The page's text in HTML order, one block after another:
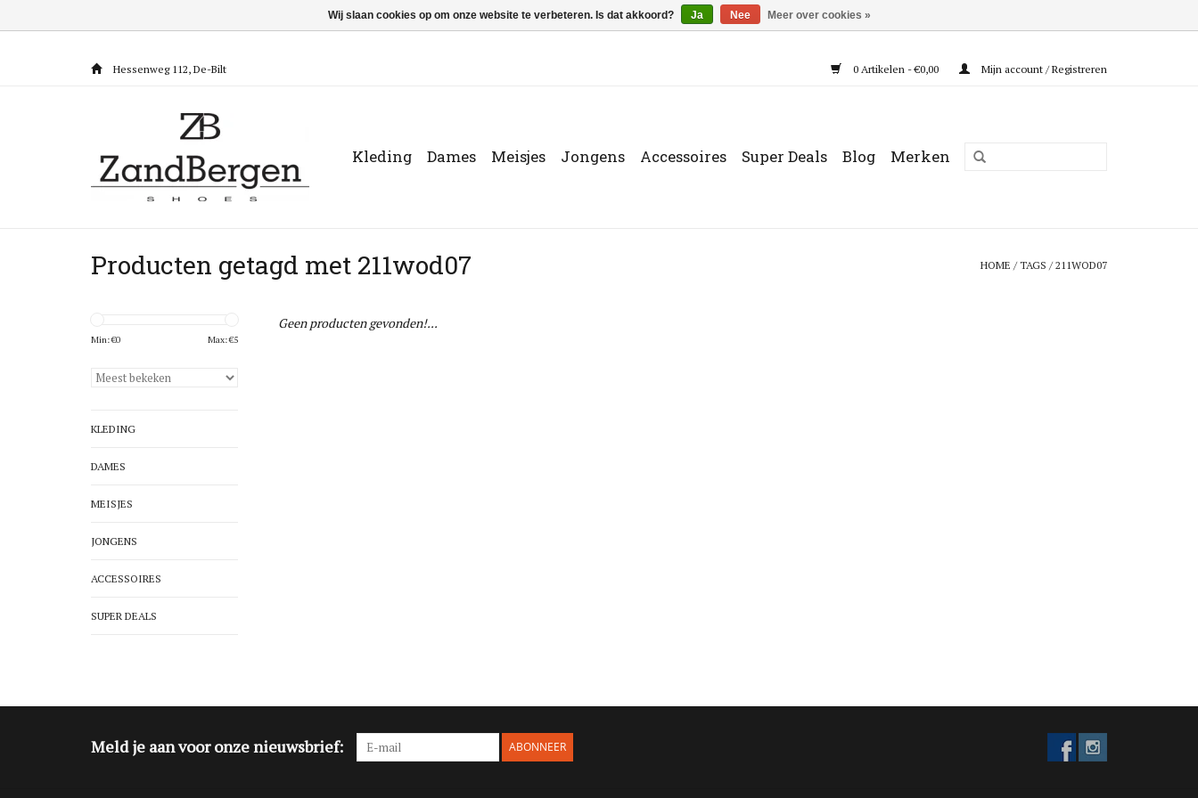
Hessenweg 112, De-Bilt 0 Artikelen - €0,00 Mijn account / Registreren
Kleding Dames Meisjes Jongens Accessoires Super Deals Blog Merken
Producten getagd met 211wod07 HOME /TAGS /211WOD07
Min: €0 Max: €5
KLEDING
DAMES
MEISJES
JONGENS
ACCESSOIRES
SUPER DEALS
Geen producten gevonden!...
Meld je aan voor onze nieuwsbrief: ABONNEER
Wij slaan cookies op om onze website te verbeteren. Is dat akkoord? Ja Nee Meer over cookies »